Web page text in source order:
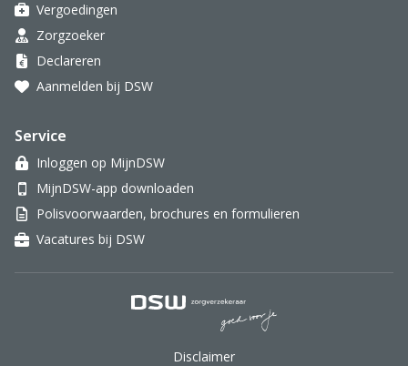
Vergoedingen
Zorgzoeker
Declareren
Aanmelden bij DSW
Service
Inloggen op MijnDSW
MijnDSW-app downloaden
Polisvoorwaarden, brochures en formulieren
Vacatures bij DSW
Disclaimer